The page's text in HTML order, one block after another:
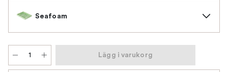
Seafoam
Lägg i varukorg